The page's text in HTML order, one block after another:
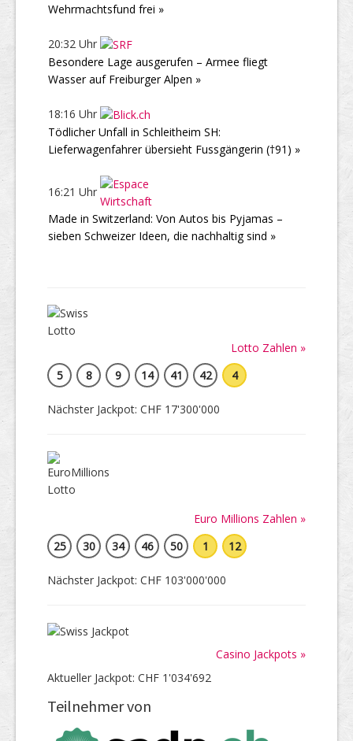
Wehrmachtsfund frei »
20:32 Uhr
Besondere Lage ausgerufen – Armee fliegt
Wasser auf Freiburger Alpen »
18:16 Uhr
Tödlicher Unfall in Schleitheim SH:
Lieferwagenfahrer übersieht Fussgängerin (†91) »
16:21 Uhr
Made in Switzerland: Von Autos bis Pyjamas –
sieben Schweizer Ideen, die nachhaltig sind »
Lotto Zahlen »
5
8 9 14 41 42 4
Nächster Jackpot: CHF 17'300'000
Euro Millions Zahlen »
25
30 34 46 50 1 12
Nächster Jackpot: CHF 103'000'000
Casino Jackpots »
Aktueller Jackpot: CHF 1'034'692
Teilnehmer von